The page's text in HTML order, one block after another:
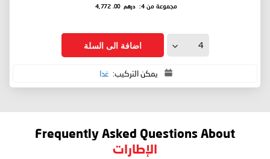
مجموعة من 4: درهم 4,772
.00
اضافة الى السلة
يمكن التركيب: غدا
Frequently Asked Questions About
الإطارات